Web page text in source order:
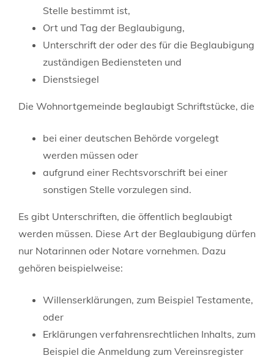
Stelle bestimmt ist,
Ort und Tag der Beglaubigung,
Unterschrift der oder des für die Beglaubigung
zuständigen Bediensteten und
Dienstsiegel
Die Wohnortgemeinde beglaubigt Schriftstücke, die
bei einer deutschen Behörde vorgelegt
werden müssen oder
aufgrund einer Rechtsvorschrift bei einer
sonstigen Stelle vorzulegen sind.
Es gibt Unterschriften, die öffentlich beglaubigt
werden müssen. Diese Art der Beglaubigung dürfen
nur Notarinnen oder Notare vornehmen. Dazu
gehören beispielweise:
Willenserklärungen, zum Beispiel Testamente,
oder
Erklärungen verfahrensrechtlichen Inhalts, zum
Beispiel die Anmeldung zum Vereinsregister